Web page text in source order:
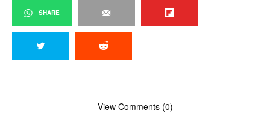
SHARE
View Comments (0)